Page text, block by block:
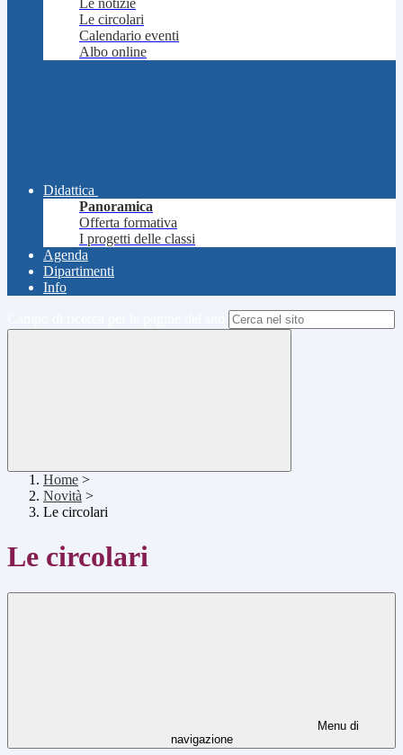
Le notizie
Le circolari
Calendario eventi
Albo online
Didattica
Panoramica
Offerta formativa
I progetti delle classi
Agenda
Dipartimenti
Info
Home >
Novità >
Le circolari
Le circolari
Menu di
navigazione